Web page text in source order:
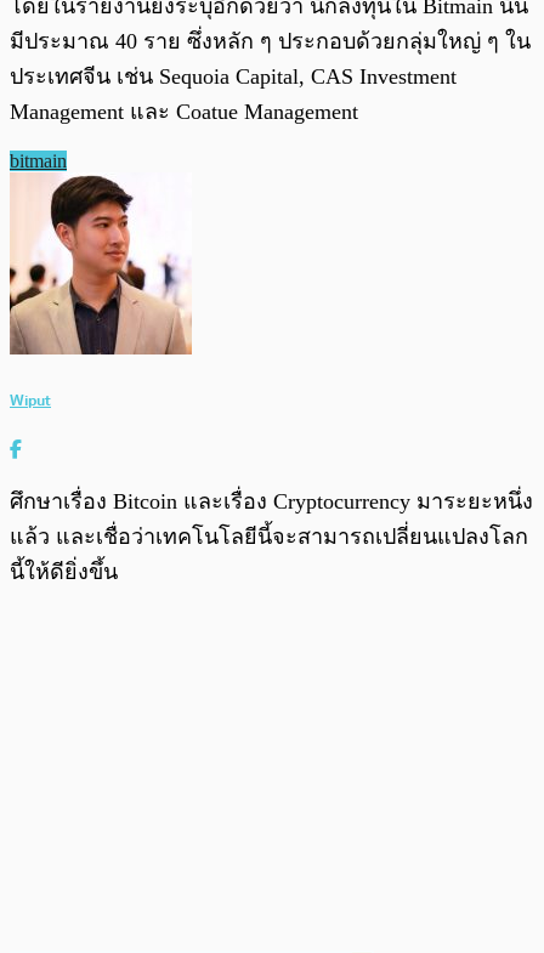
โดยในรายงานยังระบุอีกด้วยว่า นักลงทุนใน Bitmain นั้น
มีประมาณ 40 ราย ซึ่งหลัก ๆ ประกอบด้วยกลุ่มใหญ่ ๆ ใน
ประเทศจีน เช่น Sequoia Capital, CAS Investment
Management และ Coatue Management
bitmain
Wiput
ศึกษาเรื่อง Bitcoin และเรื่อง Cryptocurrency มาระยะหนึ่ง
แล้ว และเชื่อว่าเทคโนโลยีนี้จะสามารถเปลี่ยนแปลงโลก
นี้ให้ดียิ่งขึ้น